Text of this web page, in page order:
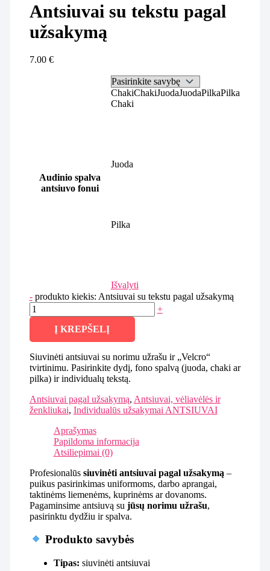
Antsiuvai su tekstu pagal
užsakymą
7.00 €
Audinio spalva
antsiuvo fonui
ChakiChakiJuodaJuodaPilkaPilka
Chaki
Juoda
Pilka
Išvalyti
- produkto kiekis: Antsiuvai su tekstu pagal užsakymą
+
Į KREPŠELĮ
Siuvinėti antsiuvai su norimu užrašu ir „Velcro“
tvirtinimu. Pasirinkite dydį, fono spalvą (juoda, chaki ar
pilka) ir individualų tekstą.
Antsiuvai pagal užsakymą, Antsiuvai, vėliavėlės ir
ženkliukai, Individualūs užsakymai ANTSIUVAI
Aprašymas
Papildoma informacija
Atsiliepimai (0)
Profesionalūs siuvinėti antsiuvai pagal užsakymą –
puikus pasirinkimas uniformoms, darbo aprangai,
taktinėms liemenėms, kuprinėms ar dovanoms.
Pagaminsime antsiuvą su jūsų norimu užrašu,
pasirinktu dydžiu ir spalva.
Produkto savybės
Tipas: siuvinėti antsiuvai